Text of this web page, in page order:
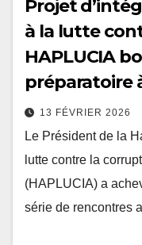
à la lutte
HAPLUCIA
préparatoire à
13 FÉVRIER 2026
Le Président de la
lutte contre la
(HAPLUCIA) a
série de rencontres